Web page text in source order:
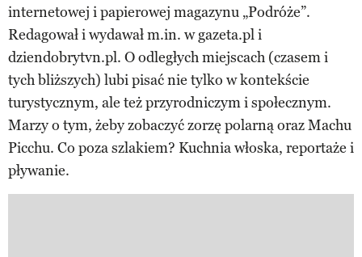
internetowej i papierowej magazynu „Podróże”.
Redagował i wydawał m.in. w gazeta.pl i
dziendobrytvn.pl. O odległych miejscach (czasem i
tych bliższych) lubi pisać nie tylko w kontekście
turystycznym, ale też przyrodniczym i społecznym.
Marzy o tym, żeby zobaczyć zorzę polarną oraz Machu
Picchu. Co poza szlakiem? Kuchnia włoska, reportaże i
pływanie.